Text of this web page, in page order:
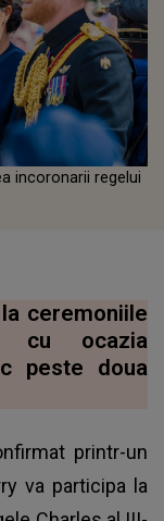
incoronarii regelui
ceremoniile
cu ocazia
peste doua
printr-un
va participa la